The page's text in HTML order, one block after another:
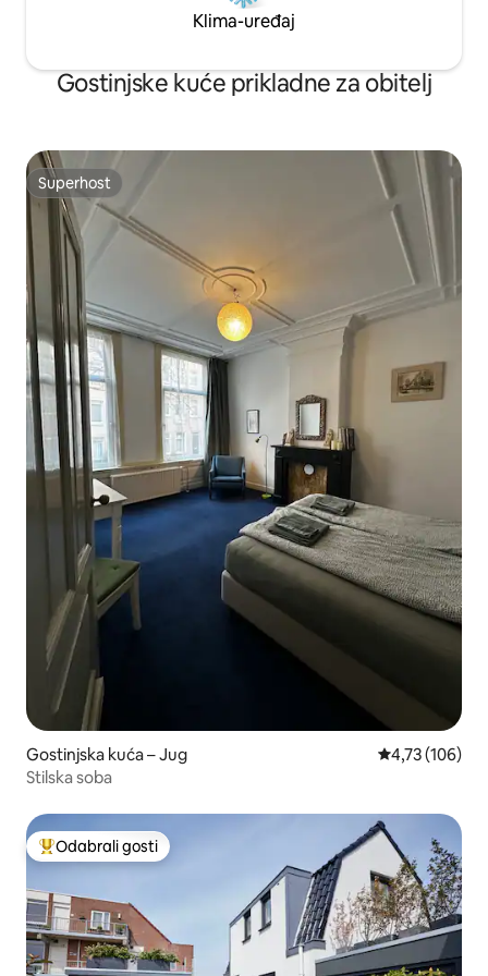
Klima-uređaj
Gostinjske kuće prikladne za obitelj
Superhost
Superhost
Gostinjska kuća – Jug Prosječna
4,73 (106)
Stilska soba
Među najviše rangiranima s oznakom „Odabrali gosti”
Odabrali gosti